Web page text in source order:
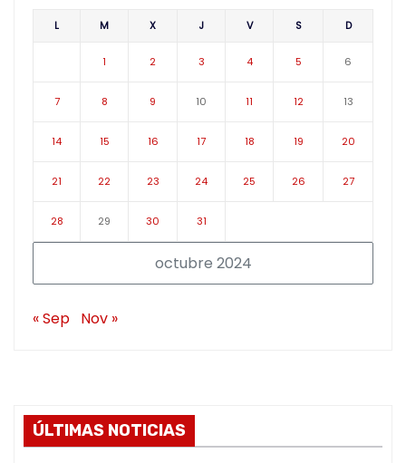
octubre 2024
L M X J V S D
1 2 3 4 5 6
7 8 9 10 11 12 13
14 15 16 17 18 19 20
21 22 23 24 25 26 27
28 29 30 31
« Sep Nov »
ÚLTIMAS NOTICIAS